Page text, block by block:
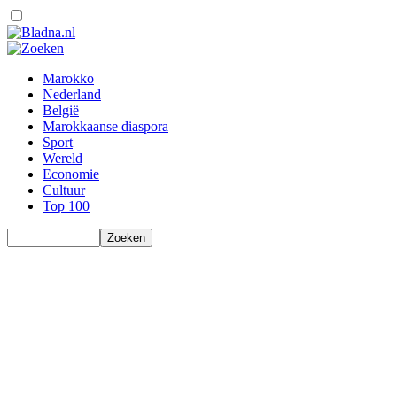
Marokko
Nederland
België
Marokkaanse diaspora
Sport
Wereld
Economie
Cultuur
Top 100